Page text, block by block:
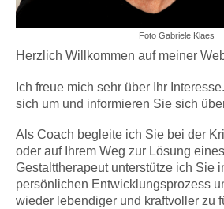
Foto Gabriele Klaes
Herzlich Willkommen auf meiner
Ich freue mich sehr über Ihr
sich um und informieren Sie sich
Als Coach begleite ich Sie bei der
oder auf Ihrem Weg zur Lösung
Gestalttherapeut unterstütze ich Sie
persönlichen Entwicklungsprozess
wieder lebendiger und kraftvoller zu